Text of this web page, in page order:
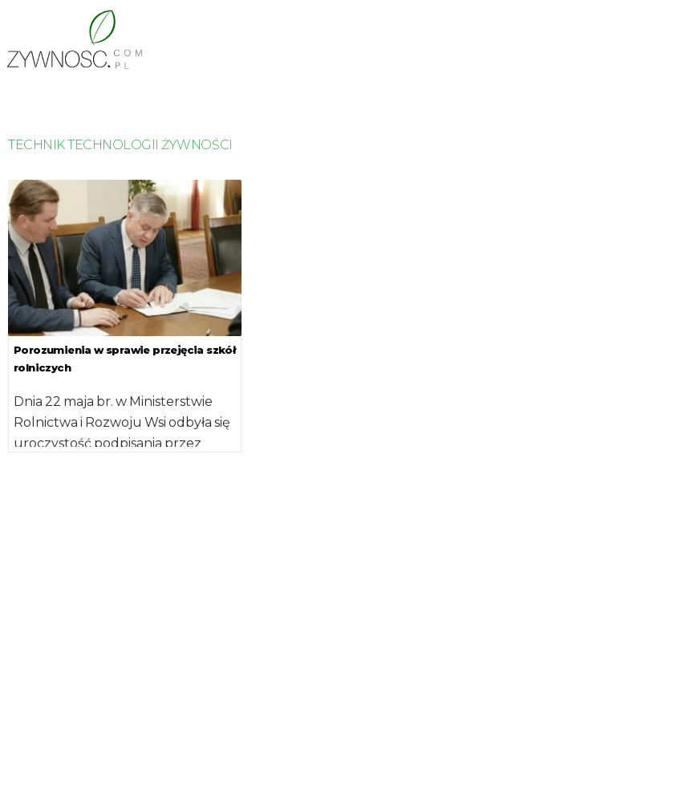
TECHNIK TECHNOLOGII ŻYWNOŚCI
Porozumienia w sprawie przejęcia szkół
rolniczych
Dnia 22 maja br. w Ministerstwie
Rolnictwa i Rozwoju Wsi odbyła się
uroczystość podpisania przez